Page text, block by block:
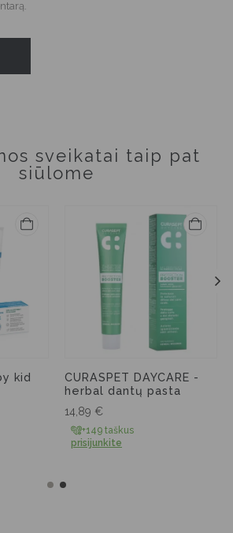
sveikatai taip pat
siūlome
kid
CURASPET DAYCARE -
herbal dantų pasta
14,89 €
+149 taškus
prisijunkite